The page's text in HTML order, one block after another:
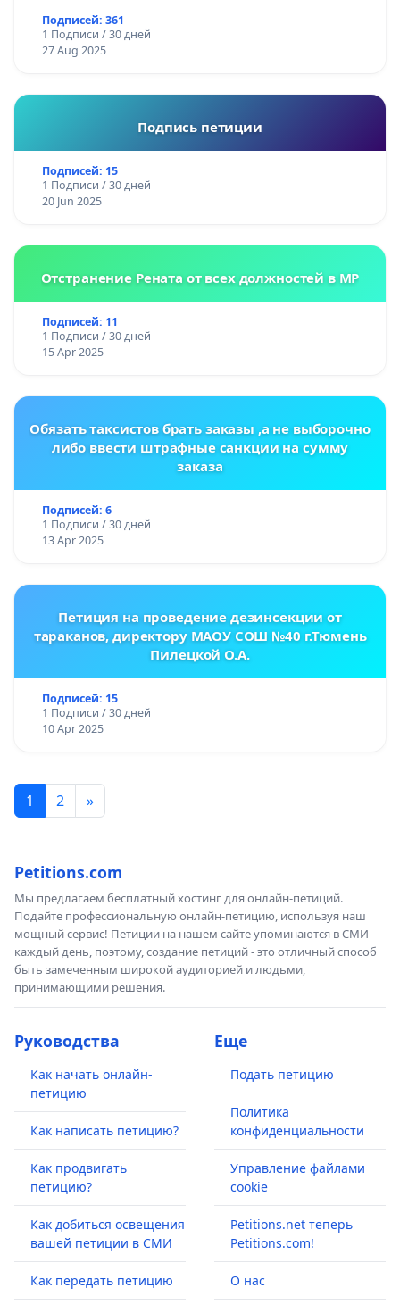
Подписей: 361
1 Подписи / 30 дней
27 Aug 2025
Подпись петиции
Подписей: 15
1 Подписи / 30 дней
20 Jun 2025
Отстранение Рената от всех должностей в МР
Подписей: 11
1 Подписи / 30 дней
15 Apr 2025
Обязать таксистов брать заказы ,а не выборочно
либо ввести штрафные санкции на сумму
заказа
Подписей: 6
1 Подписи / 30 дней
13 Apr 2025
Петиция на проведение дезинсекции от
тараканов, директору МАОУ СОШ №40 г.Тюмень
Пилецкой О.А.
Подписей: 15
1 Подписи / 30 дней
10 Apr 2025
1 2 »
Petitions.com
Мы предлагаем бесплатный хостинг для онлайн-петиций.
Подайте профессиональную онлайн-петицию, используя наш
мощный сервис! Петиции на нашем сайте упоминаются в СМИ
каждый день, поэтому, создание петиций - это отличный способ
быть замеченным широкой аудиторией и людьми,
принимающими решения.
Руководства
Как начать онлайн-
петицию
Как написать петицию?
Как продвигать
петицию?
Как добиться освещения
вашей петиции в СМИ
Как передать петицию
Еще
Подать петицию
Политика
конфиденциальности
Управление файлами
cookie
Petitions.net теперь
Petitions.com!
О нас